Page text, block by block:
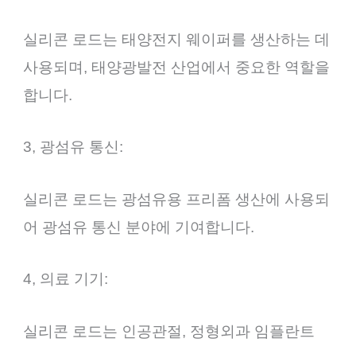
실리콘 로드는 태양전지 웨이퍼를 생산하는 데
사용되며, 태양광발전 산업에서 중요한 역할을
합니다.
3, 광섬유 통신:
실리콘 로드는 광섬유용 프리폼 생산에 사용되
어 광섬유 통신 분야에 기여합니다.
4, 의료 기기:
실리콘 로드는 인공관절, 정형외과 임플란트